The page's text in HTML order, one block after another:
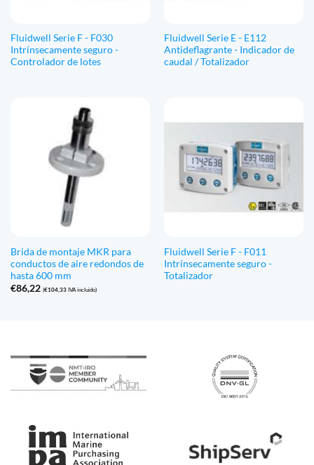
Fluidwell Serie F - F030
Intrínsecamente seguro -
Controlador de lotes
Fluidwell Serie E - E112
Antideflagrante - Indicador de
caudal / Totalizador
Brida de montaje MKR para
conductos de aire redondos de
hasta 600 mm
€86,22 (€104,33IVA incluido)
Fluidwell Serie F - F011
Intrínsecamente seguro -
Totalizador